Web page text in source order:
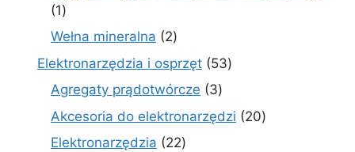
11
produkt
Wełna mineralna 22
produkty
Elektronarzędzia i osprzęt 5353
Agregaty prądotwórcze 33
produkty
Akcesoria do elektronarzędzi 2020
Elektronarzędzia 2222